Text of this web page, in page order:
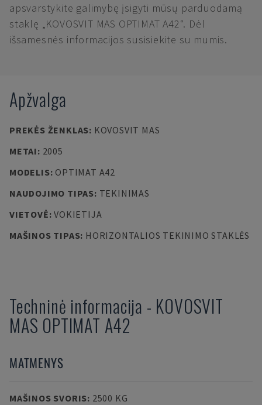
apsvarstykite galimybę įsigyti mūsų parduodamą
staklę „KOVOSVIT MAS OPTIMAT A42“. Dėl
išsamesnės informacijos susisiekite su mumis.
Apžvalga
PREKĖS ŽENKLAS: KOVOSVIT MAS
METAI: 2005
MODELIS: OPTIMAT A42
NAUDOJIMO TIPAS: TEKINIMAS
VIETOVĖ:VOKIETIJA
MAŠINOS TIPAS: HORIZONTALIOS TEKINIMO STAKLĖS
Techninė informacija - KOVOSVIT
MAS OPTIMAT A42
MATMENYS
MAŠINOS SVORIS: 2500 KG